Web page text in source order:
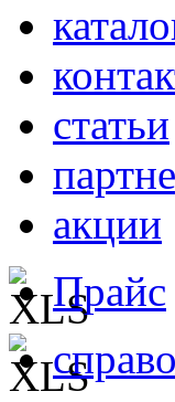
статьи
акции
Прайс